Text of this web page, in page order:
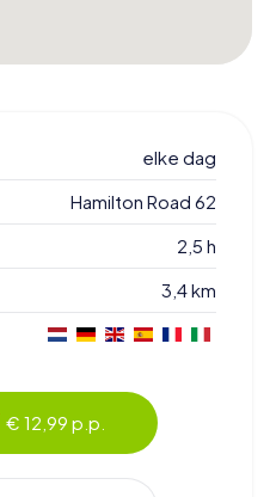
elke dag
Hamilton Road 62
2,5 h
3,4 km
€ 12,99 p.p.